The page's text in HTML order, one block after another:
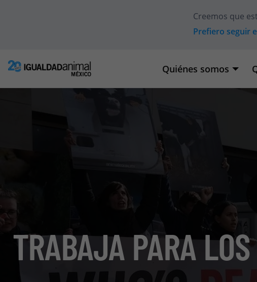
Creemos que
Prefiero seguir
Quiénes somos
TRABAJA PARA